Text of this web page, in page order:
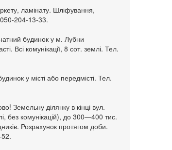
ламінату. Шліфування,
204-13-33.
будинок у м. Лубни
Всі комунікації, 8 сот. землі. Тел.
у місті або передмісті. Тел.
Земельну ділянку в кінці вул.
без комунікацій), до 300—400 тис.
Розрахунок протягом доби.